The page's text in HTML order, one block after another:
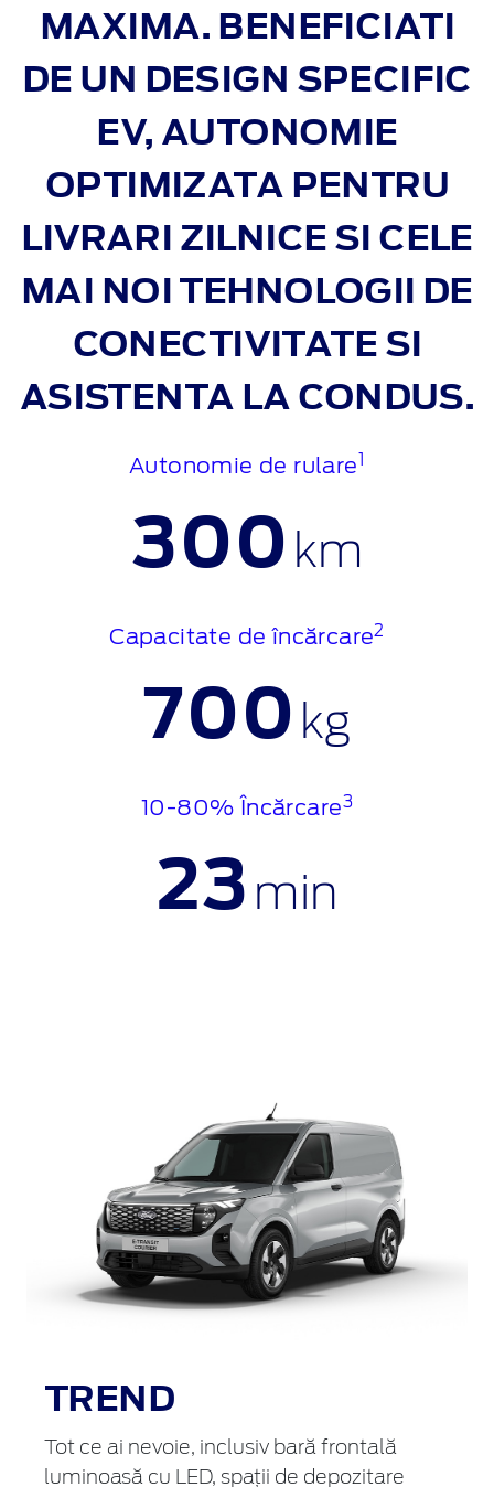
MAXIMA. BENEFICIATI
DE UN DESIGN SPECIFIC
EV, AUTONOMIE
OPTIMIZATA PENTRU
LIVRARI ZILNICE SI CELE
MAI NOI TEHNOLOGII DE
CONECTIVITATE SI
ASISTENTA LA CONDUS.
Autonomie de rulare1
300 km
Capacitate de încărcare2
700 kg
10-80% Încărcare3
23 min
TREND
Tot ce ai nevoie, inclusiv bară frontală
luminoasă cu LED, spații de depozitare